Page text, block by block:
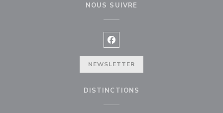
NOUS SUIVRE
Facebook ((ouvre une nouvelle
NEWSLETTER
DISTINCTIONS